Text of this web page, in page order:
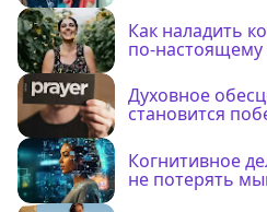
Как наладить
по-настоящему
Духовное
становится
Когнитивное
не потерять